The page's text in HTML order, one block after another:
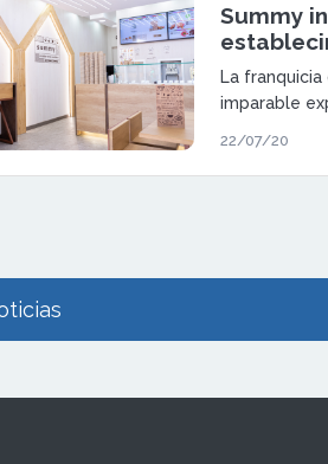
Summy
La franquicia
imparable
Vilanova i la
22/07/20